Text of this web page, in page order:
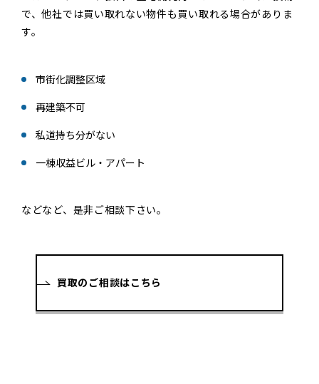
で、他社では買い取れない物件も買い取れる場合がありま
す。
市街化調整区域
再建築不可
私道持ち分がない
一棟収益ビル・アパート
などなど、是非ご相談下さい。
買取のご相談はこちら